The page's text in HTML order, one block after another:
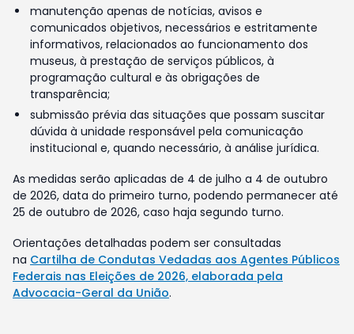
manutenção apenas de notícias, avisos e
comunicados objetivos, necessários e estritamente
informativos, relacionados ao funcionamento dos
museus, à prestação de serviços públicos, à
programação cultural e às obrigações de
transparência;
submissão prévia das situações que possam suscitar
dúvida à unidade responsável pela comunicação
institucional e, quando necessário, à análise jurídica.
As medidas serão aplicadas de 4 de julho a 4 de outubro
de 2026, data do primeiro turno, podendo permanecer até
25 de outubro de 2026, caso haja segundo turno.
Orientações detalhadas podem ser consultadas
na Cartilha de Condutas Vedadas aos Agentes Públicos
Federais nas Eleições de 2026, elaborada pela
Advocacia-Geral da União.